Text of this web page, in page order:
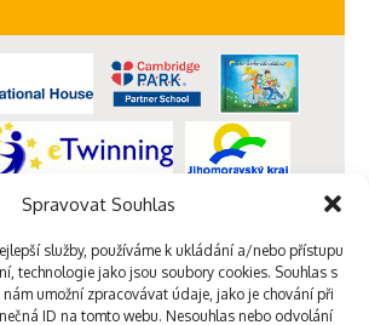
Spravovat Souhlas
služby, používáme k ukládání a/nebo přístupu
technologie jako jsou soubory cookies. Souhlas s
umožní zpracovávat údaje, jako je chování při
ID na tomto webu. Nesouhlas nebo odvolání